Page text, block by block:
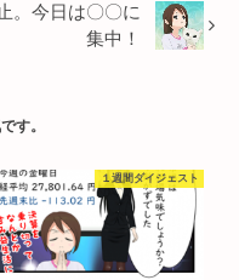
。今日は〇〇に
集中！
す。
１週間ダイジェスト